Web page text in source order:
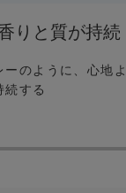
りと質が持続
ーのように、心地
続する